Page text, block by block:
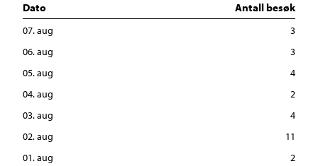
Dato Antall besøk
07. aug
3
06. aug
3
05. aug
4
04. aug
2
03. aug
4
02. aug
11
01. aug
2